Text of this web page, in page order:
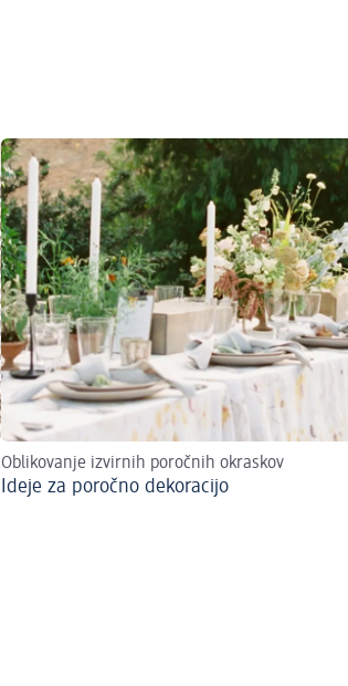
Oblikovanje izvirnih poročnih okraskov
Ideje za poročno dekoracijo